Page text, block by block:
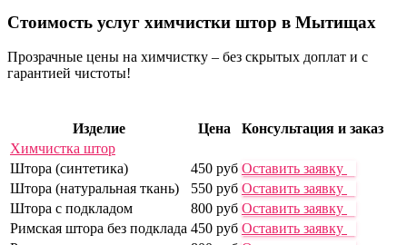
Стоимость услуг химчистки штор в Мытищах
Прозрачные цены на химчистку – без скрытых доплат и с
гарантией чистоты!
Изделие Цена
Консультация и заказ
Химчистка штор
Штора (синтетика)
450 руб Оставить заявку
Штора (натуральная ткань)
550 руб Оставить заявку
Штора с подкладом
800 руб Оставить заявку
Римская штора без подклада 450 руб Оставить заявку